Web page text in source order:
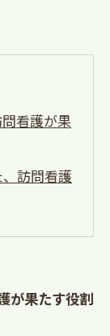
看護が果
訪問看護
資格と必
が果たす役割